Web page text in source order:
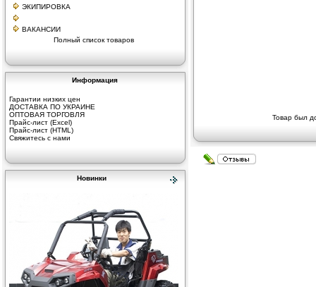
ЭКИПИРОВКА
ВАКАНСИИ
Полный список товаров
Информация
Гарантии низких цен
ДОСТАВКА ПО УКРАИНЕ
ОПТОВАЯ ТОРГОВЛЯ
Прайс-лист (Excel)
Прайс-лист (HTML)
Свяжитесь с нами
Новинки
Товар был